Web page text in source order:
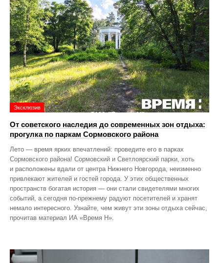
Эксклюзив
От советского наследия до современных зон отдыха:
прогулка по паркам Сормовского района
Лето — время ярких впечатлений: проведите его в парках
Сормовского района! Сормовский и Светлоярский парки, хоть
и расположены вдали от центра Нижнего Новгорода, неизменно
привлекают жителей и гостей города. У этих общественных
пространств богатая история — они стали свидетелями многих
событий, а сегодня по‑прежнему радуют посетителей и хранят
немало интересного. Узнайте, чем живут эти зоны отдыха сейчас,
прочитав материал ИА «Время Н».